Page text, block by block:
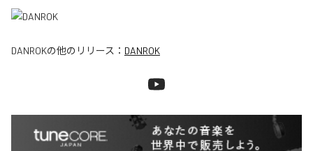
DANROKの他のリリース： DANROK